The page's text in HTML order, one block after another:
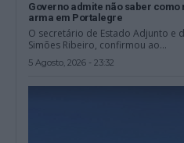
Governo admite não saber
arma em Portalegre
O secretário de Estado Adjunto e
Simões Ribeiro, confirmou ao...
5 Agosto, 2026 - 23:32